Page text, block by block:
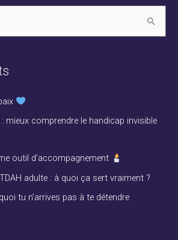
mieux comprendre le handicap invisible
outil d’accompagnement
adulte : à quoi ça sert vraiment ?
tu n’arrives pas à te détendre